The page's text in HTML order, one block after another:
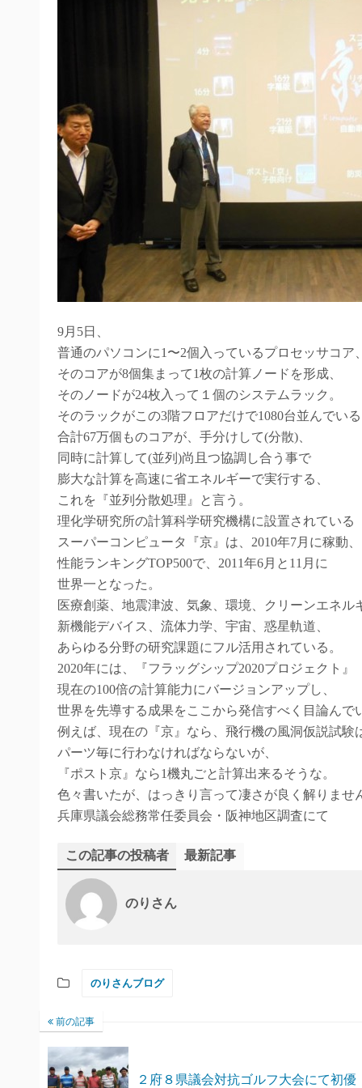
9月5日、
普通のパソコンに1〜2個入っているプロセッサコア
そのコアが8個集まって1枚の計算ノードを形成、
そのノードが24枚入って１個のシステムラック。
そのラックがこの3階フロアだけで1080台並んでい
合計67万個ものコアが、手分けして(分散)、
同時に計算して(並列)尚且つ協調し合う事で
膨大な計算を高速に省エネルギーで実行する、
これを『並列分散処理』と言う。
理化学研究所の計算科学研究機構に設置されている
スーパーコンピュータ『京』は、2010年7月に稼動、
性能ランキングTOP500で、2011年6月と11月に
世界一となった。
医療創薬、地震津波、気象、環境、クリーンエネル
新機能デバイス、流体力学、宇宙、惑星軌道、
あらゆる分野の研究課題にフル活用されている。
2020年には、『フラッグシップ2020プロジェクト』
現在の100倍の計算能力にバージョンアップし、
世界を先導する成果をここから発信すべく目論んで
例えば、現在の『京』なら、飛行機の風洞仮説試験
パーツ毎に行わなければならないが、
『ポスト京』なら1機丸ごと計算出来るそうな。
色々書いたが、はっきり言って凄さが良く解りませ
兵庫県議会総務常任委員会・阪神地区調査にて
この記事の投稿者 最新記事
のりさん
のりさんブログ
前の記事
２府８県議会対抗ゴルフ大会にて初優